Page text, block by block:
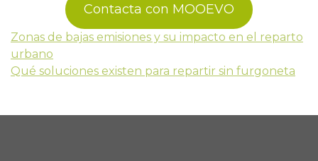
Contacta con MOOEVO
Navegación
Zonas de bajas emisiones y su impacto en el reparto
urbano
Qué soluciones existen para repartir sin furgoneta